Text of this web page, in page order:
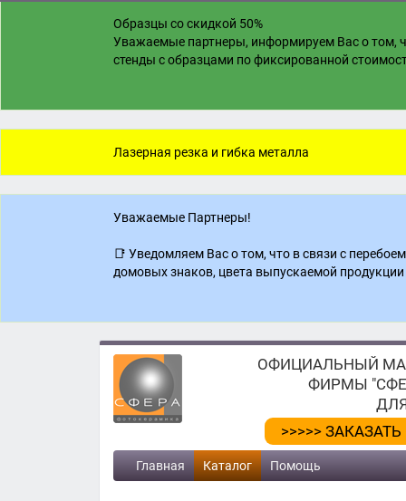
Образцы со скидкой 50%
Уважаемые партнеры, информируем Вас о том,
стенды с образцами по фиксированной
Лазерная резка и гибка металла
Уважаемые Партнеры!
📑 Уведомляем Вас о том, что в связи с
домовых знаков, цвета выпускаемой
ОФИЦИАЛЬНЫЙ
ФИРМЫ
>>>>>
Главная Каталог Помощь